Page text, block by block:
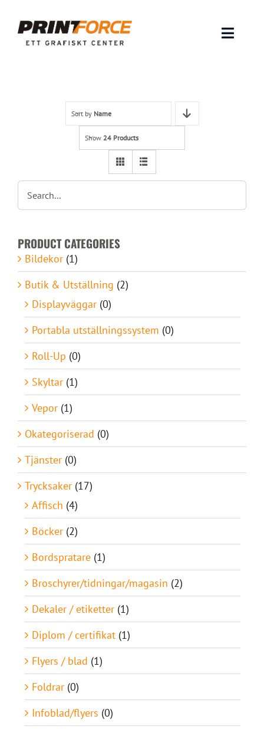
content
Toggle
INSPIRATION
Lämna original & filer
Om oss
Kontakt
Sort by Name
Show 24 Products
PRODUCT CATEGORIES
Bildekor (1)
Butik & Utställning (2)
Displayväggar (0)
Portabla utställningssystem (0)
Roll-Up (0)
Skyltar (1)
Vepor (1)
Okategoriserad (0)
Tjänster (0)
Trycksaker (17)
Affisch (4)
Böcker (2)
Bordspratare (1)
Broschyrer/tidningar/magasin (2)
Dekaler / etiketter (1)
Diplom / certifikat (1)
Flyers / blad (1)
Foldrar (0)
Infoblad/flyers (0)